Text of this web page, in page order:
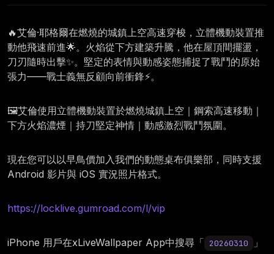
🔥艾倫·耶格爾在燃燒的城鎮上空高速穿梭，立體機動裝置推
動他飛速前進🌟。火焰從下方建築升騰，他在屋頂間擺盪，
刀刃隨時出擊✨。堅定的表情與動感姿態捕捉了戰鬥的原始
張力——戰士義無反顧向前衝鋒⚡。
🖼️艾倫使用立體機動裝置於燃燒城鎮上空｜鋼索高速移動｜
下方火焰濃煙｜持刀堅定神情｜動感激烈戰鬥氛圍。
現在您可以以早鳥價加入我們的動態桌布俱樂部，同時支援
Android 影片與 iOS 實況照片格式。
https://locklive.gumroad.com/l/vip
iPhone 用戶在xLiveWallpaper App中搜尋「 20260310 」